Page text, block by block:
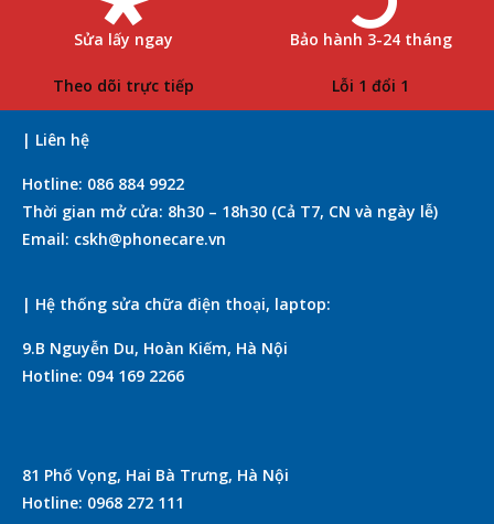
Sửa lấy ngay
Theo dõi trực tiếp
Bảo hành 3-24 tháng
Lỗi 1 đổi 1
| Liên hệ
Hotline: 086 884 9922
Thời gian mở cửa: 8h30 – 18h30 (Cả T7, CN và ngày lễ)
Email: cskh@phonecare.vn
| Hệ thống sửa chữa điện thoại, laptop:
9.B Nguyễn Du, Hoàn Kiếm, Hà Nội
Hotline: 094 169 2266
81 Phố Vọng, Hai Bà Trưng, Hà Nội
Hotline: 0968 272 111